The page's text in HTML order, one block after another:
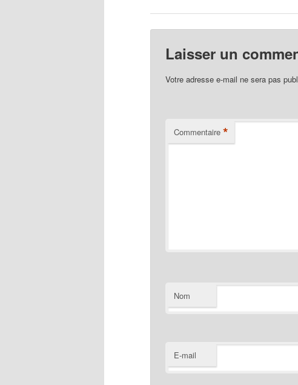
Laisser un
Votre adresse e-mail ne sera pas
Commentaire *
Nom
E-mail